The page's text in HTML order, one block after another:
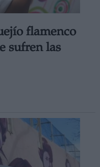
flamenco
sufren las